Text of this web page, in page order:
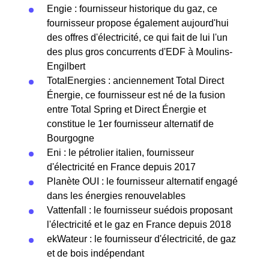
Engie : fournisseur historique du gaz, ce
fournisseur propose également aujourd'hui
des offres d'électricité, ce qui fait de lui l'un
des plus gros concurrents d'EDF à Moulins-
Engilbert
TotalEnergies : anciennement Total Direct
Énergie, ce fournisseur est né de la fusion
entre Total Spring et Direct Énergie et
constitue le 1er fournisseur alternatif de
Bourgogne
Eni : le pétrolier italien, fournisseur
d'électricité en France depuis 2017
Planète OUI : le fournisseur alternatif engagé
dans les énergies renouvelables
Vattenfall : le fournisseur suédois proposant
l'électricité et le gaz en France depuis 2018
ekWateur : le fournisseur d'électricité, de gaz
et de bois indépendant